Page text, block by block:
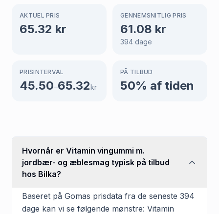
AKTUEL PRIS
65.32 kr
GENNEMSNITLIG PRIS
61.08 kr
394 dage
PRISINTERVAL
45.50–65.32kr
PÅ TILBUD
50% af tiden
Hvornår er Vitamin vingummi m.
jordbær- og æblesmag typisk på tilbud
hos Bilka?
Baseret på Gomas prisdata fra de seneste 394
dage kan vi se følgende mønstre: Vitamin